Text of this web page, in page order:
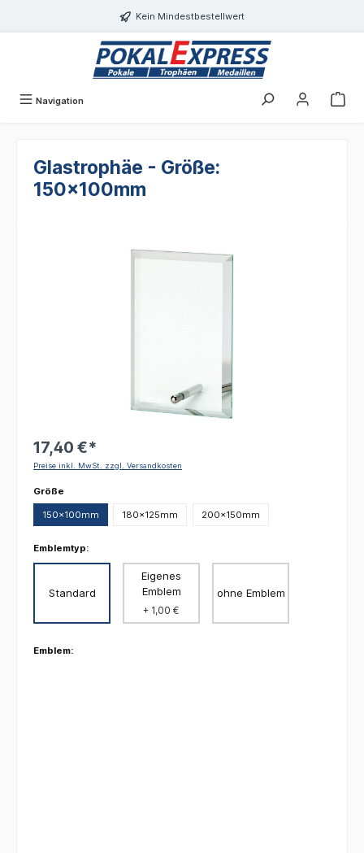
Kein Mindestbestellwert
Navigation
Glastrophäe - Größe:
150x100mm
Bildergalerie überspringen
17,40 €*
Preise inkl. MwSt. zzgl. Versandkosten
Größe
150x100mm 180x125mm 200x150mm
Emblemtyp:
Standard
Eigenes
Emblem
+ 1,00 €
ohne Emblem
Emblem: